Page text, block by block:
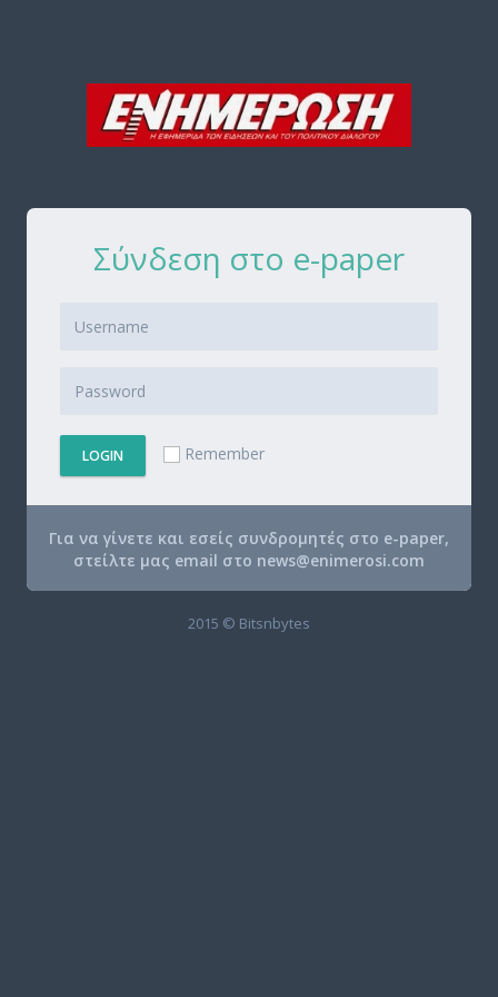
Σύνδεση στο e-paper
LOGIN Remember
Για να γίνετε και εσείς συνδρομητές στο e-paper,
στείλτε μας email στο news@enimerosi.com
2015 © Bitsnbytes